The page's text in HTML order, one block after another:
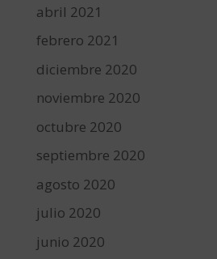
abril 2021
febrero 2021
diciembre 2020
noviembre 2020
octubre 2020
septiembre 2020
agosto 2020
julio 2020
junio 2020